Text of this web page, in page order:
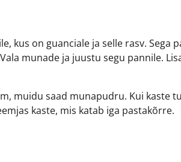
kus on guanciale ja selle rasv. Sega
munade ja juustu segu pannile.
muidu saad munapudru. Kui kaste
kaste, mis katab iga pastakõrre.